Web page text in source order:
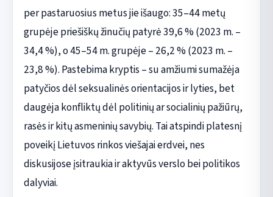
per pastaruosius metus jie išaugo: 35–44 metų
grupėje priešiškų žinučių patyrė 39,6 % (2023 m. –
34,4 %), o 45–54 m. grupėje – 26,2 % (2023 m. –
23,8 %). Pastebima kryptis – su amžiumi sumažėja
patyčios dėl seksualinės orientacijos ir lyties, bet
daugėja konfliktų dėl politinių ar socialinių pažiūrų,
rasės ir kitų asmeninių savybių. Tai atspindi platesnį
poveikį Lietuvos rinkos viešajai erdvei, nes
diskusijose įsitraukia ir aktyvūs verslo bei politikos
dalyviai.